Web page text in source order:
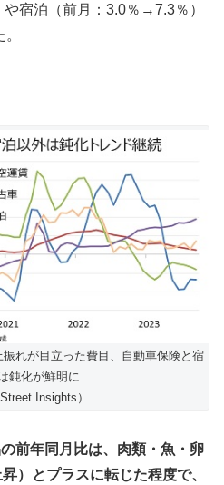
宿泊（前月：3.0％→7.3％）
れが目立った費目、自動車保険と宿
鈍化が鮮明に
Insights）
前年同月比は、肉類・魚・卵
）とプラスに転じた程度で、